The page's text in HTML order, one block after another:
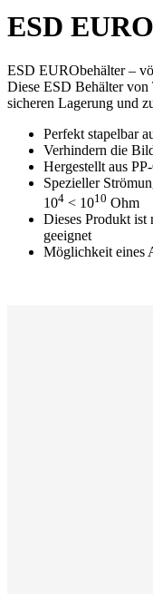
ESD
ESD EURObehälter –
Diese ESD Behälter
sicheren Lagerung und
Perfekt stapelbar
Verhindern die
Hergestellt aus
Spezieller
104 < 1010 Ohm
Dieses Produkt
geeignet
Möglichkeit eines